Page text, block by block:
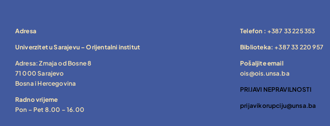
Adresa
Univerzitet u Sarajevu – Orijentalni institut
Adresa: Zmaja od Bosne 8
71 000 Sarajevo
Bosna i Hercegovina
Radno vrijeme
Pon – Pet 8.00 – 16.00
Telefon : +387 33 225 353
Biblioteka: +387 33 220 957
Pošaljite email
ois@ois.unsa.ba
PRIJAVI NEPRAVILNOSTI
prijavikorupciju@unsa.ba